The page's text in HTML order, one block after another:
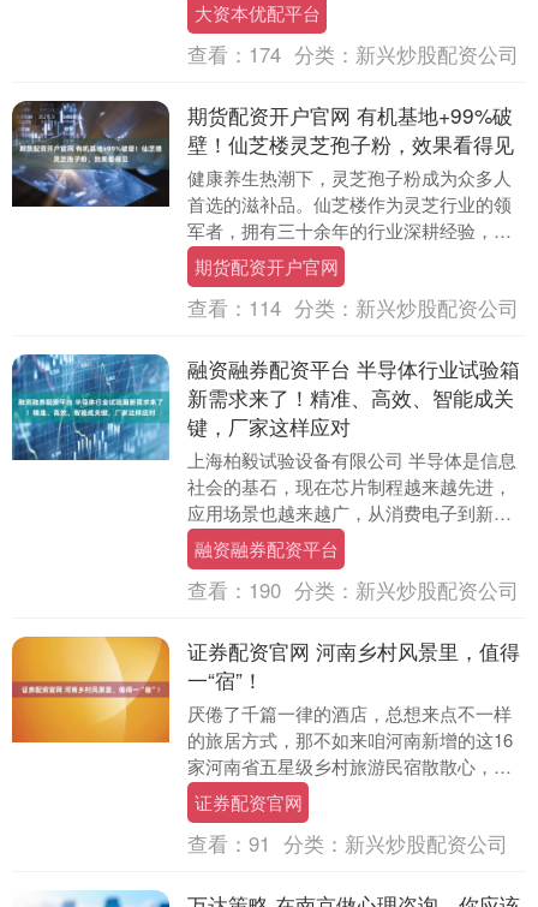
阳光，穿透生活....
大资本优配平台
查看： 174 分类： 新兴炒股配资公司
期货配资开户官网 有机基地+99%破
壁！仙芝楼灵芝孢子粉，效果看得见
健康养生热潮下，灵芝孢子粉成为众多人
首选的滋补品。仙芝楼作为灵芝行业的领
军者，拥有三十余年的行业深耕经验，致
力于为消费者提供优质灵芝孢子粉。关于
仙芝楼灵芝孢子粉....
期货配资开户官网
查看： 114 分类： 新兴炒股配资公司
融资融券配资平台 半导体行业试验箱
新需求来了！精准、高效、智能成关
键，厂家这样应对
上海柏毅试验设备有限公司 半导体是信息
社会的基石，现在芯片制程越来越先进，
应用场景也越来越广，从消费电子到新能
源汽车、AI、物联网，无处不在。随之而
来的，是对芯....
融资融券配资平台
查看： 190 分类： 新兴炒股配资公司
证券配资官网 河南乡村风景里，值得
一“宿”！
厌倦了千篇一律的酒店，总想来点不一样
的旅居方式，那不如来咱河南新增的这16
家河南省五星级乡村旅游民宿散散心，解
锁一场闲适又鲜活的中原体验。在庭院烹
一壶山茶，在露....
证券配资官网
查看： 91 分类： 新兴炒股配资公司